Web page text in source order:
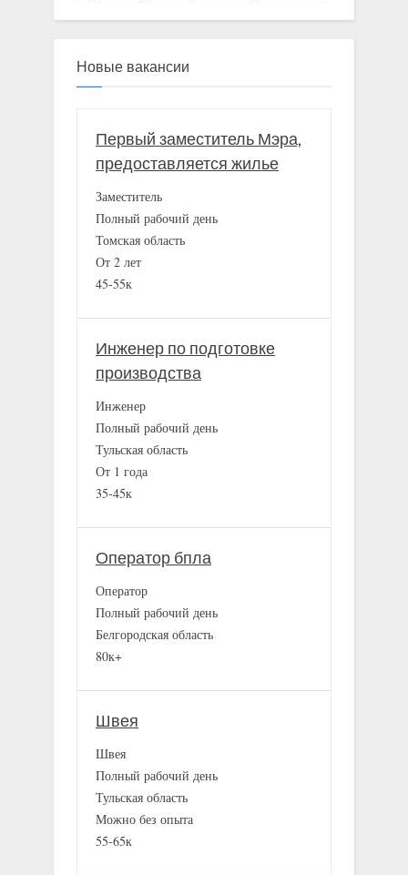
Новые вакансии
Первый заместитель Мэра,
предоставляется жилье
Заместитель
Полный рабочий день
Томская область
От 2 лет
45-55к
Инженер по подготовке
производства
Инженер
Полный рабочий день
Тульская область
От 1 года
35-45к
Оператор бпла
Оператор
Полный рабочий день
Белгородская область
80к+
Швея
Швея
Полный рабочий день
Тульская область
Можно без опыта
55-65к